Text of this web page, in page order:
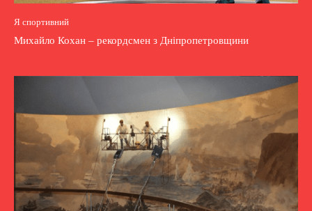
Я спортивний
Михайло Кохан – рекордсмен з Дніпропетровщини